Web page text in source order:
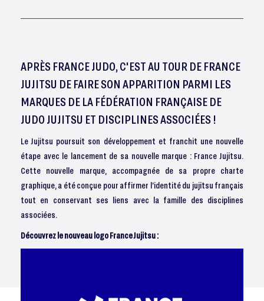
APRÈS FRANCE JUDO, C'EST AU TOUR DE FRANCE
JUJITSU DE FAIRE SON APPARITION PARMI LES
MARQUES DE LA FÉDÉRATION FRANÇAISE DE
JUDO JUJITSU ET DISCIPLINES ASSOCIÉES !
Le Jujitsu poursuit son développement et franchit une nouvelle
étape avec le lancement de sa nouvelle marque : France Jujitsu.
Cette nouvelle marque, accompagnée de sa propre charte
graphique, a été conçue pour affirmer l’identité du jujitsu français
tout en conservant ses liens avec la famille des disciplines
associées.
Découvrez le nouveau logo France Jujitsu :